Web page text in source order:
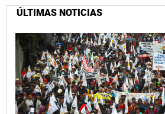
ÚLTIMAS NOTICIAS